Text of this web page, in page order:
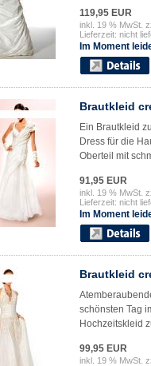
119,95 EUR
inkl. 19 % MwSt.
Lieferzeit: nicht
Im Moment
Brautkleid
Ein Brautkleid
Dress für die
Oberteil mit
91,95 EUR
inkl. 19 % MwSt.
Lieferzeit: nicht
Im Moment
Brautkleid
schönsten Tag
Hochzeitskleid
99,95 EUR
inkl. 19 % MwSt.